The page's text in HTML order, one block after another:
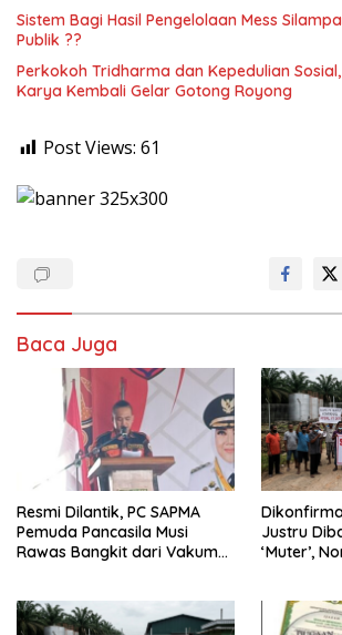
Sistem Bagi Hasil Pengelolaan Mess
Publik ??
Perkokoh Tridharma dan Kepedulian
Karya Kembali Gelar Gotong Royong
Post Views: 61
Baca Juga
Resmi Dilantik, PC SAPMA
Pemuda Pancasila Musi
Rawas Bangkit dari Vakum
Justru
‘Muter’,